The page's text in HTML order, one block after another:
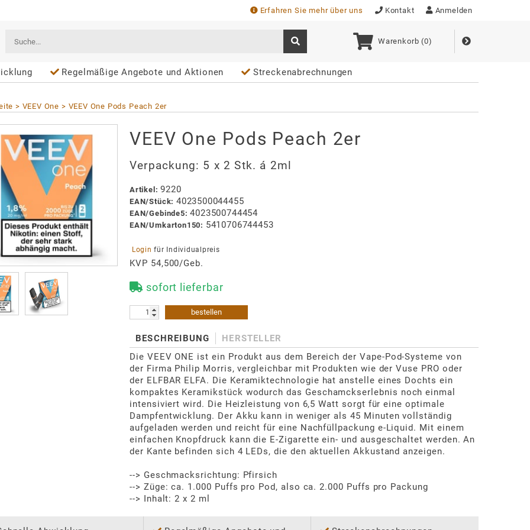
Erfahren Sie mehr über uns Kontakt Anmelden
Warenkorb (0)
Regelmäßige Angebote und Aktionen Streckenabrechnungen
VEEV One VEEV One Pods Peach 2er
VEEV One Pods Peach 2er
Verpackung: 5 x 2 Stk. á 2ml
Artikel : 9220
EAN/Stück: 4023500044455
EAN/Gebinde5: 4023500744454
EAN/Umkarton150: 5410706744453
Login für Individualpreis
KVP 54,500/Geb.
sofort lieferbar
bestellen
BESCHREIBUNG
HERSTELLER
Die VEEV ONE ist ein Produkt aus dem Bereich der Vape-Pod-Systeme von
der Firma Philip Morris, vergleichbar mit Produkten wie der Vuse PRO oder
der ELFBAR ELFA. Die Keramiktechnologie hat anstelle eines Dochts ein
kompaktes Keramikstück wodurch das Geschamckserlebnis noch einmal
intensiviert wird. Die Heizleistung von 6,5 Watt sorgt für eine optimale
Dampfentwicklung. Der Akku kann in weniger als 45 Minuten vollständig
aufgeladen werden und reicht für eine Nachfüllpackung e-Liquid. Mit einem
einfachen Knopfdruck kann die E-Zigarette ein- und ausgeschaltet werden. An
der Kante befinden sich 4 LEDs, die den aktuellen Akkustand anzeigen.
--> Geschmacksrichtung: Pfirsich
--> Züge: ca. 1.000 Puffs pro Pod, also ca. 2.000 Puffs pro Packung